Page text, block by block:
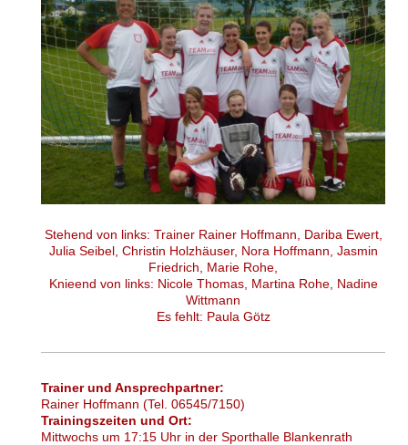
Stehend von links: Trainer Rainer Hoffmann, Dariba Ewert,
Julia Seibel, Christin Holzhäuser, Nora Hoffmann, Jasmin
Friedrich, Marie Rohe,
Knieend von links: Nicole Thomas, Martina Rohe, Nadine
Wittmann
Es fehlt: Paula Götz
Trainer und Ansprechpartner:
Rainer Hoffmann (Tel. 06545/7150)
Trainingszeiten und Ort:
Mittwochs um 17:15 Uhr in der Sporthalle Blankenrath